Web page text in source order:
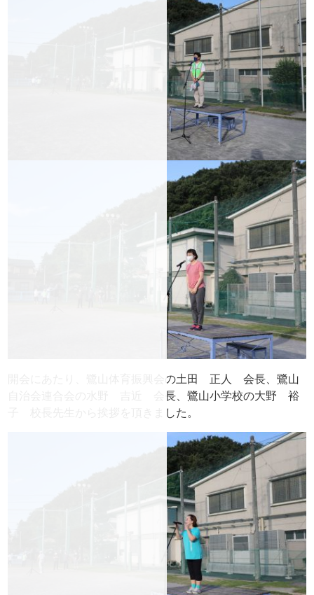
開会にあたり、鷺山体育振興会の土田 正人 会長、鷺山
自治会連合会の水野 吉近 会長、鷺山小学校の大野 裕
子 校長先生から挨拶を頂きました。